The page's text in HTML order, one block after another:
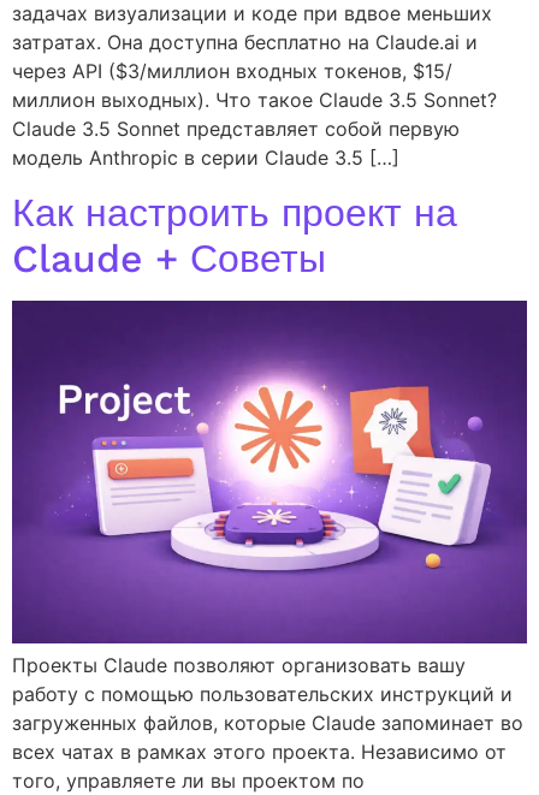
задачах визуализации и коде при вдвое меньших
затратах. Она доступна бесплатно на Claude.ai и
через API ($3/миллион входных токенов, $15/
миллион выходных). Что такое Claude 3.5 Sonnet?
Claude 3.5 Sonnet представляет собой первую
модель Anthropic в серии Claude 3.5 […]
Как настроить проект на
Claude + Советы
Проекты Claude позволяют организовать вашу
работу с помощью пользовательских инструкций и
загруженных файлов, которые Claude запоминает во
всех чатах в рамках этого проекта. Независимо от
того, управляете ли вы проектом по